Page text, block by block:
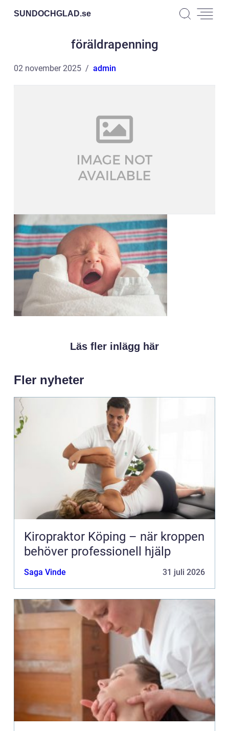
SUNDOCHGLAD.se
föräldrapenning
02 november 2025 admin
Läs fler inlägg här
Fler nyheter
Kiropraktor Köping – när kroppen
behöver professionell hjälp
Saga Vinde 31 juli 2026